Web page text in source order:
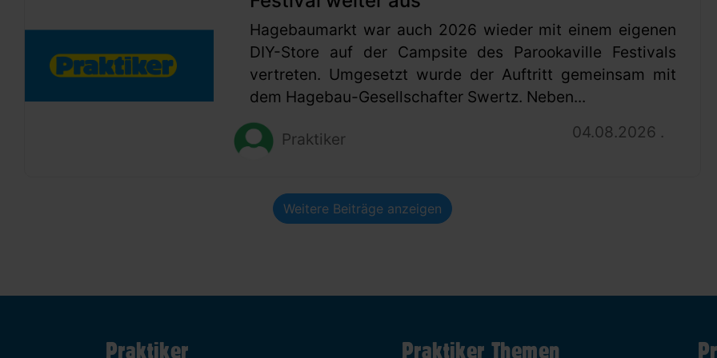
Hagebaumarkt war auch 2026 wieder mit einem eigenen
DIY-Store auf der Campsite des Parookaville Festivals
vertreten. Umgesetzt wurde der Auftritt gemeinsam mit
dem Hagebau-Gesellschafter Swertz. Neben...
Praktiker 04.08.2026 .
Weitere Beiträge anzeigen
Praktiker Praktiker Themen